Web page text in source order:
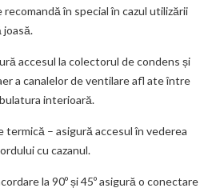
în special în cazul utilizării
joasă.
accesul la colectorul de condens și
a canalelor de ventilare afl ate între
interioară.
termică – asigură accesul în vederea
cu cazanul.
la 90º și 45º asigură o conectare